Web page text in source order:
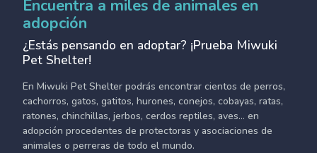
Encuentra a miles de animales en
adopción
¿Estás pensando en adoptar? ¡Prueba Miwuki
Pet Shelter!
En Miwuki Pet Shelter podrás encontrar cientos de perros,
cachorros, gatos, gatitos, hurones, conejos, cobayas, ratas,
ratones, chinchillas, jerbos, cerdos reptiles, aves... en
adopción procedentes de protectoras y asociaciones de
animales o perreras de todo el mundo.